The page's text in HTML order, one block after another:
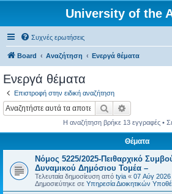
University of the
Συχνές ερωτήσεις
Board Αναζήτηση Ενεργά θέματα
Ενεργά θέματα
Επιστροφή στην ειδική αναζήτηση
Αναζήτηση
Η αναζήτηση βρήκε 13 εγγραφές •
Θέματα
Νόμος 5225/2025-Πειθαρχικό
Δυναμικού Δημόσιου Τομέα –
Τελευταία δημοσίευση από tyia « 07 Αύγ 2026
Δημοσιεύτηκε σε Υπηρεσία Διοικητικών